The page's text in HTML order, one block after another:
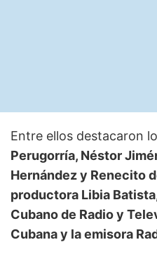
Entre ellos destacaron
Perugorría, Néstor
Hernández y Renecito
productora Libia
Cubano de Radio y
Cubana y la emisora